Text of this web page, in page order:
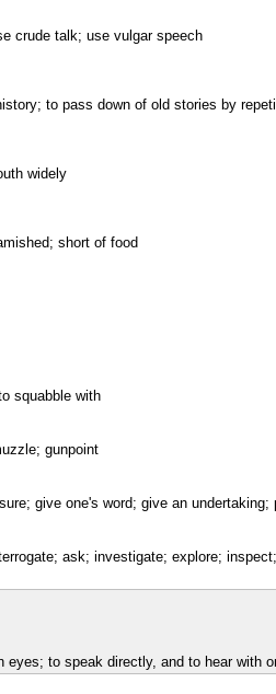
crude talk; use vulgar speech
to pass down of old stories by
widely
short of food
squabble with
gunpoint
give one's word; give an undertaking;
ask; investigate; explore;
to speak directly, and to hear with